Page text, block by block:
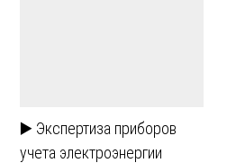
▶️ Экспертиза приборов
учета электроэнергии